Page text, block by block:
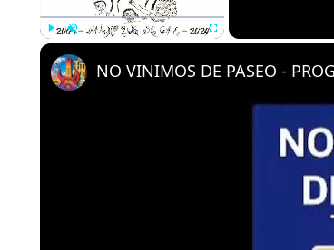
NO VINIMOS DE PASEO -